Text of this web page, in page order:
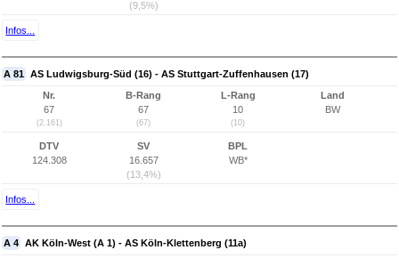
(9,5%)
Infos...
A 81 AS Ludwigsburg-Süd (16) - AS Stuttgart-Zuffenhausen (17)
Nr.
67
(2.161)
B-Rang
67
(67)
L-Rang
10
(10)
Land
BW
DTV
124.308
SV
16.657
(13,4%)
BPL
WB*
Infos...
A 4 AK Köln-West (A 1) - AS Köln-Klettenberg (11a)